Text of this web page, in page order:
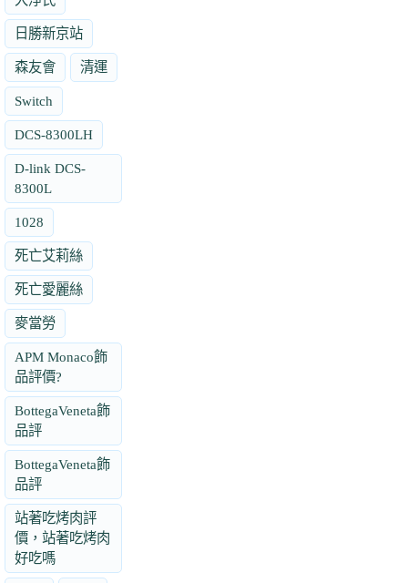
日勝新京站
森友會 清運
Switch
DCS-8300LH
D-link DCS-
8300L
1028
死亡艾莉絲
死亡愛麗絲
麥當勞
APM Monaco飾
品評價?
BottegaVeneta飾
品評
BottegaVeneta飾
品評
站著吃烤肉評
價，站著吃烤肉
好吃嗎